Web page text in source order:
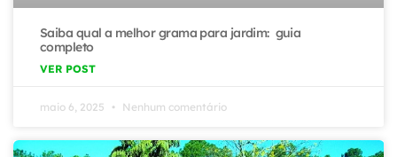
Saiba qual a melhor grama para jardim: guia
completo
VER POST
maio 6, 2025 Nenhum comentário